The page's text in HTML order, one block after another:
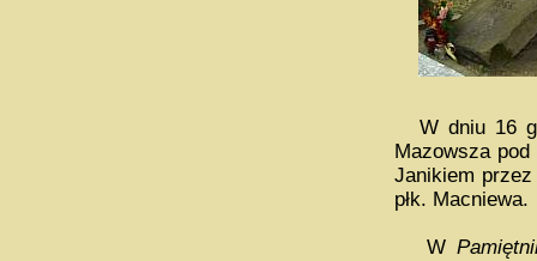
W dniu 16
Mazowsza
Janikiem
płk. Macniewa.
W